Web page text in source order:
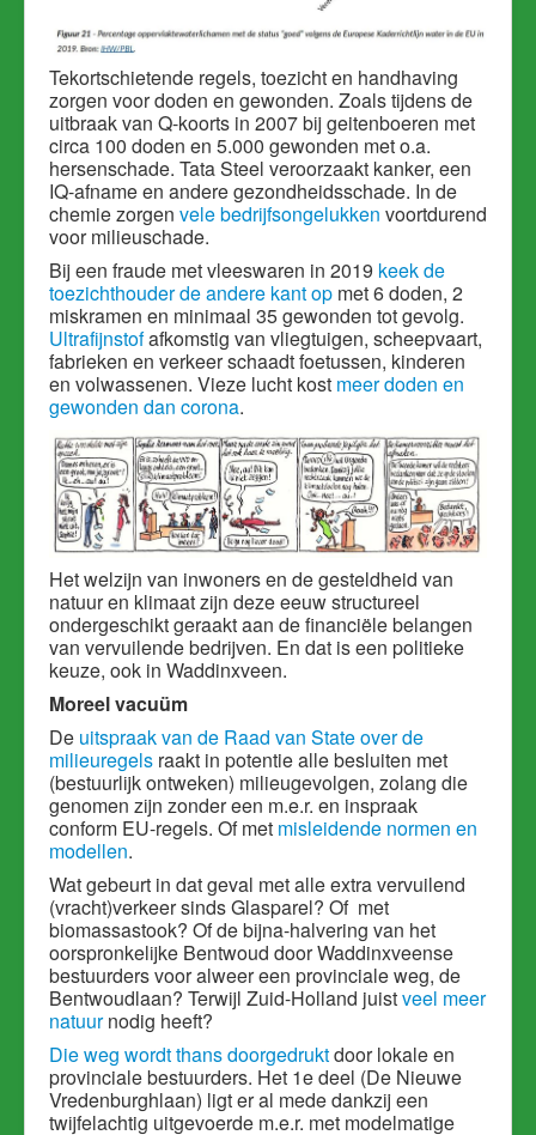
Tekortschietende regels, toezicht en handhaving
zorgen voordoden en gewonden. Zoals tijdens de
uitbraak van Q-koorts in 2007 bij geitenboeren met
circa 100 doden en 5.000 gewonden met o.a.
hersenschade. Tata Steel veroorzaakt kanker, een
IQ-afname en andere gezondheidsschade. In de
chemie zorgen vele bedrijfsongelukken voortdurend
voor milieuschade.
Bij een fraude met vleeswaren in 2019 keek de
toezichthouder de andere kant op met 6 doden, 2
miskramen en minimaal 35 gewonden tot gevolg.
Ultrafijnstofafkomstig van vliegtuigen, scheepvaart,
fabrieken en verkeer schaadt foetussen, kinderen
en volwassenen. Vieze lucht kost meer doden en
gewonden dan corona.
Het welzijn van inwoners en de gesteldheid van
natuur en klimaat zijn deze eeuw structureel
ondergeschikt geraakt aan de financiële belangen
van vervuilende bedrijven. En dat is een politieke
keuze, ook in Waddinxveen.
Moreel vacuüm
De uitspraak van de Raad van State over de
milieuregels raakt in potentie alle besluiten met
(bestuurlijk ontweken) milieugevolgen, zolang die
genomen zijn zonder een m.e.r. en inspraak
conform EU-regels. Of met misleidende normen en
modellen.
Wat gebeurt in dat geval met alle extra vervuilend
(vracht)verkeer sinds Glasparel? Of met
biomassastook? Of de bijna-halvering van het
oorspronkelijke Bentwoud door Waddinxveense
bestuurders voor alweer een provinciale weg, de
Bentwoudlaan? Terwijl Zuid-Holland juistveel meer
natuurnodig heeft?
Die weg wordt thans doorgedruktdoor lokale en
provinciale bestuurders. Het 1e deel (De Nieuwe
Vredenburghlaan) ligt er al mede dankzij een
twijfelachtig uitgevoerde m.e.r. met modelmatige